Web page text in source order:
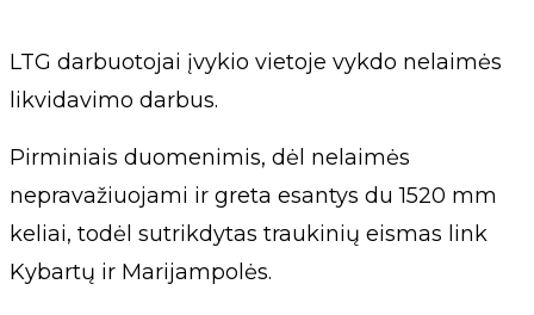
LTG darbuotojai įvykio vietoje vykdo nelaimės
likvidavimo darbus.
Pirminiais duomenimis, dėl nelaimės
nepravažiuojami ir greta esantys du 1520 mm
keliai, todėl sutrikdytas traukinių eismas link
Kybartų ir Marijampolės.